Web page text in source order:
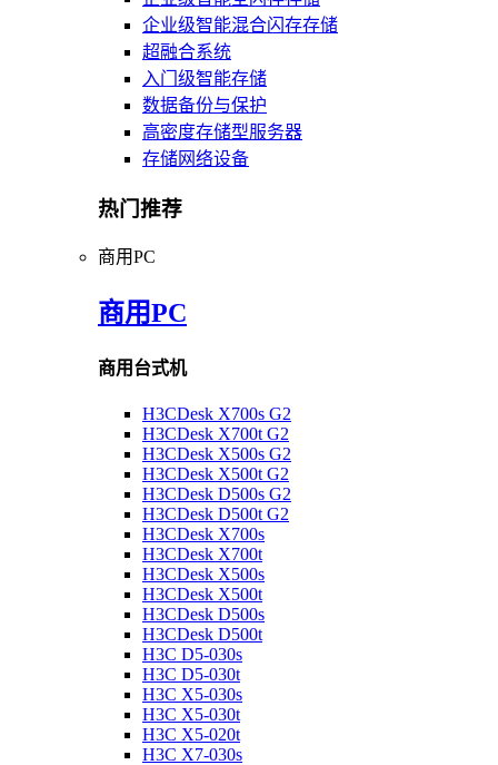
企业级智能混合闪存存储
超融合系统
入门级智能存储
数据备份与保护
高密度存储型服务器
存储网络设备
热门推荐
商用PC
商用PC
商用台式机
H3CDesk X700s G2
H3CDesk X700t G2
H3CDesk X500s G2
H3CDesk X500t G2
H3CDesk D500s G2
H3CDesk D500t G2
H3CDesk X700s
H3CDesk X700t
H3CDesk X500s
H3CDesk X500t
H3CDesk D500s
H3CDesk D500t
H3C D5-030s
H3C D5-030t
H3C X5-030s
H3C X5-030t
H3C X5-020t
H3C X7-030s